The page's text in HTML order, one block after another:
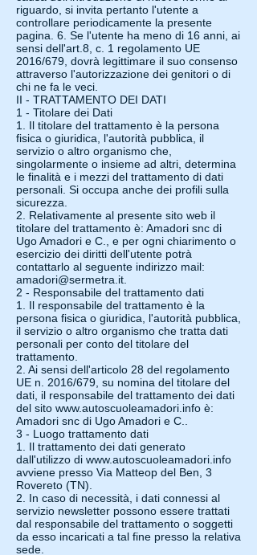
riguardo, si invita pertanto l'utente a
controllare periodicamente la presente
pagina. 6. Se l'utente ha meno di 16 anni, ai
sensi dell'art.8, c. 1 regolamento UE
2016/679, dovrà legittimare il suo consenso
attraverso l'autorizzazione dei genitori o di
chi ne fa le veci.
II - TRATTAMENTO DEI DATI
1 - Titolare dei Dati
1. Il titolare del trattamento è la persona
fisica o giuridica, l'autorità pubblica, il
servizio o altro organismo che,
singolarmente o insieme ad altri, determina
le finalità e i mezzi del trattamento di dati
personali. Si occupa anche dei profili sulla
sicurezza.
2. Relativamente al presente sito web il
titolare del trattamento è: Amadori snc di
Ugo Amadori e C., e per ogni chiarimento o
esercizio dei diritti dell'utente potrà
contattarlo al seguente indirizzo mail:
amadori@sermetra.it
2 - Responsabile del trattamento dati
1. Il responsabile del trattamento è la
persona fisica o giuridica, l'autorità pubblica,
il servizio o altro organismo che tratta dati
personali per conto del titolare del
trattamento.
2. Ai sensi dell'articolo 28 del regolamento
UE n. 2016/679, su nomina del titolare del
dati, il responsabile del trattamento dei dati
del sito www.autoscuoleamadori.info è:
Amadori snc di Ugo Amadori e C..
3 - Luogo trattamento dati
1. Il trattamento dei dati generato
dall'utilizzo di www.autoscuoleamadori.info
avviene presso Via Matteop del Ben, 3
Rovereto (TN).
2. In caso di necessità, i dati connessi al
servizio newsletter possono essere trattati
dal responsabile del trattamento o soggetti
da esso incaricati a tal fine presso la relativa
sede.